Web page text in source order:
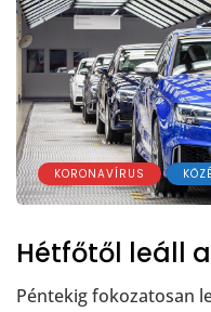
KORONAVÍRUS
Hétfőtől leáll
Péntekig fokozatosan